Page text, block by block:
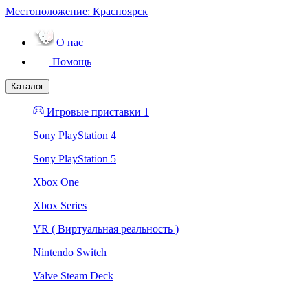
Местоположение: Красноярск
О нас
Помощь
Каталог
Игровые приставки 1
Sony PlayStation 4
Sony PlayStation 5
Xbox One
Xbox Series
VR ( Виртуальная реальность )
Nintendo Switch
Valve Steam Deck